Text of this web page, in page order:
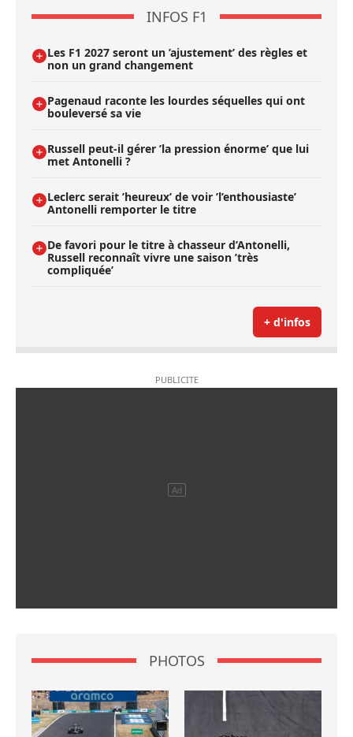
INFOS F1
Les F1 2027 seront un ’ajustement’ des règles et
non un grand changement
Pagenaud raconte les lourdes séquelles qui ont
bouleversé sa vie
Russell peut-il gérer ’la pression énorme’ que lui
met Antonelli ?
Leclerc serait ’heureux’ de voir ’l’enthousiaste’
Antonelli remporter le titre
De favori pour le titre à chasseur d’Antonelli,
Russell reconnaît vivre une saison ’très
compliquée’
+ d'infos
PHOTOS